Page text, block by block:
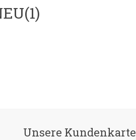
Unsere Kundenkarte